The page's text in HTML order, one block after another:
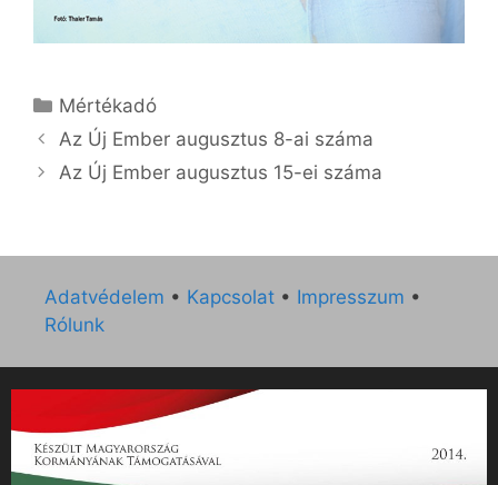
Kategória
Mértékadó
Az Új Ember augusztus 8-ai száma
Az Új Ember augusztus 15-ei száma
Adatvédelem • Kapcsolat • Impresszum •
Rólunk